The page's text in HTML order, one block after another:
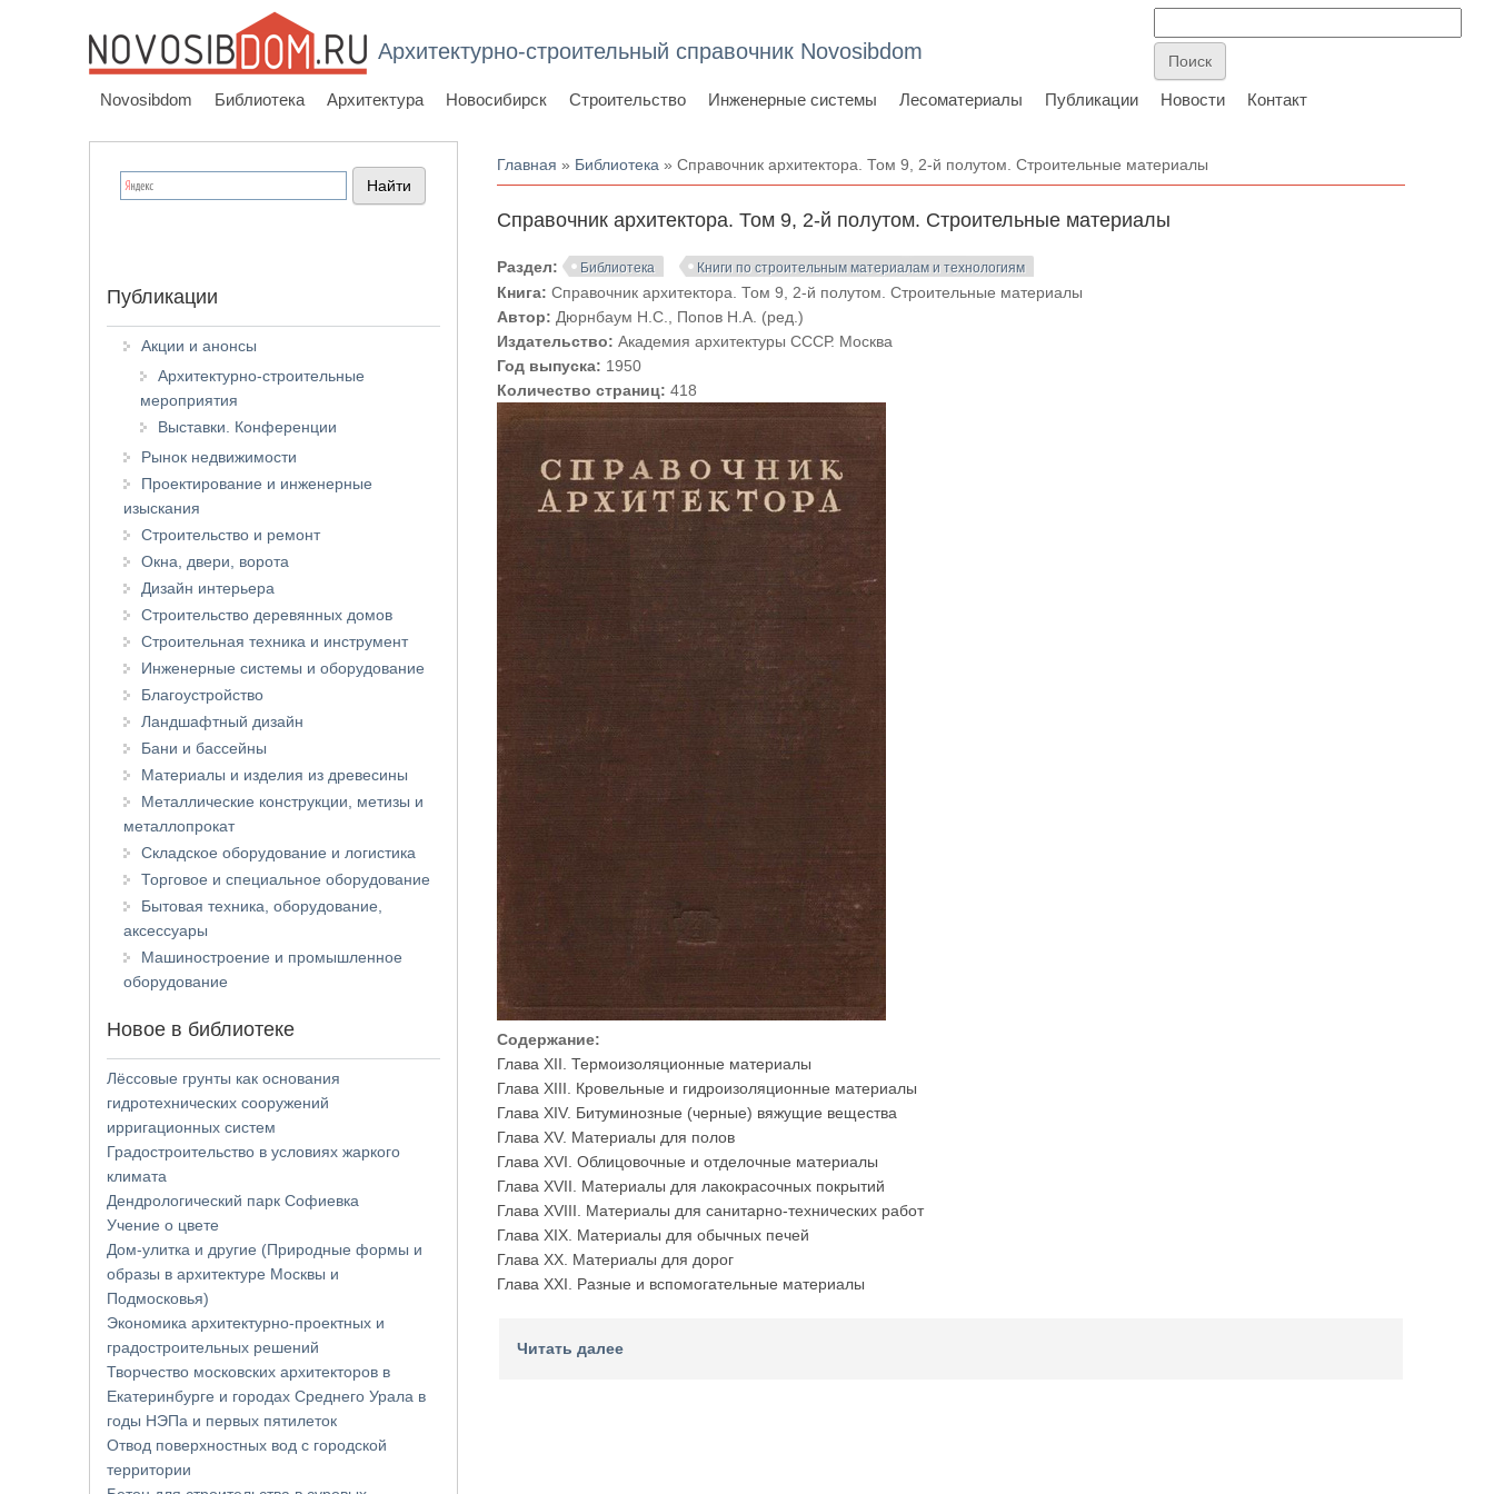
Архитектурно-строительный справочник Novosibdom
Novosibdom Библиотека Архитектура Новосибирск Строительство Инженерные системы Лесоматериалы Публикации Новости Контакт
Вы здесь
Главная » Библиотека » Справочник архитектора. Том 9, 2-й полутом. Строительные материалы
Справочник архитектора. Том 9, 2-й полутом. Строительные материалы
Раздел: Библиотека Книги по строительным материалам и технологиям
Книга:Справочник архитектора. Том 9, 2-й полутом. Строительные материалы
Автор: Дюрнбаум Н.С., Попов Н.А. (ред.)
Издательство:Академия архитектуры СССР. Москва
Год выпуска: 1950
Количество страниц:418
Содержание:
Глава XII. Термоизоляционные материалы
Глава XIII. Кровельные и гидроизоляционные материалы
Глава XIV. Битуминозные (черные) вяжущие вещества
Глава XV. Материалы для полов
Глава XVI. Облицовочные и отделочные материалы
Глава XVII. Материалы для лакокрасочных покрытий
Глава XVIII. Материалы для санитарно-технических работ
Глава XIX. Материалы для обычных печей
Глава XX. Материалы для дорог
Глава XXI. Разные и вспомогательные материалы
Читать далее
Публикации
Акции и анонсы
Архитектурно-строительные
мероприятия
Выставки. Конференции
Рынок недвижимости
Проектирование и инженерные
изыскания
Строительство и ремонт
Окна, двери, ворота
Дизайн интерьера
Строительство деревянных домов
Строительная техника и инструмент
Инженерные системы и оборудование
Благоустройство
Ландшафтный дизайн
Бани и бассейны
Материалы и изделия из древесины
Металлические конструкции, метизы и
металлопрокат
Складское оборудование и логистика
Торговое и специальное оборудование
Бытовая техника, оборудование,
аксессуары
Машиностроение и промышленное
оборудование
Новое в библиотеке
Лёссовые грунты как основания
гидротехнических сооружений
ирригационных систем
Градостроительство в условиях жаркого
климата
Дендрологический парк Софиевка
Учение о цвете
Дом-улитка и другие (Природные формы и
образы в архитектуре Москвы и
Подмосковья)
Экономика архитектурно-проектных и
градостроительных решений
Творчество московских архитекторов в
Екатеринбурге и городах Среднего Урала в
годы НЭПа и первых пятилеток
Отвод поверхностных вод с городской
территории